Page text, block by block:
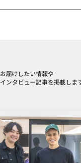
お届けしたい情報や
インタビュー記事を掲載しま